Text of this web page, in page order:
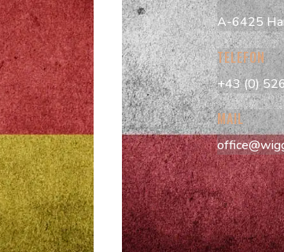
A-6425
TELEFON
+43 (0)
MAIL